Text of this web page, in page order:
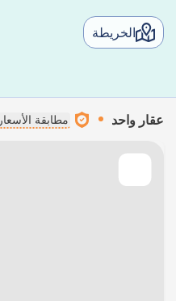
الخريطة
عقار واحد مطابقة الأسعار